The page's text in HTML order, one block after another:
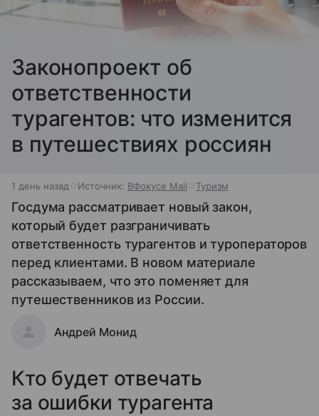
Законопроект об
ответственности
турагентов: что изменится
в путешествиях россиян
1 день назад Источник: ВФокусе Mail Туризм
Госдума рассматривает новый закон,
который будет разграничивать
ответственность турагентов и туроператоров
перед клиентами. В новом материале
рассказываем, что это поменяет для
путешественников из России.
Андрей Монид
Кто будет отвечать
за ошибки турагента